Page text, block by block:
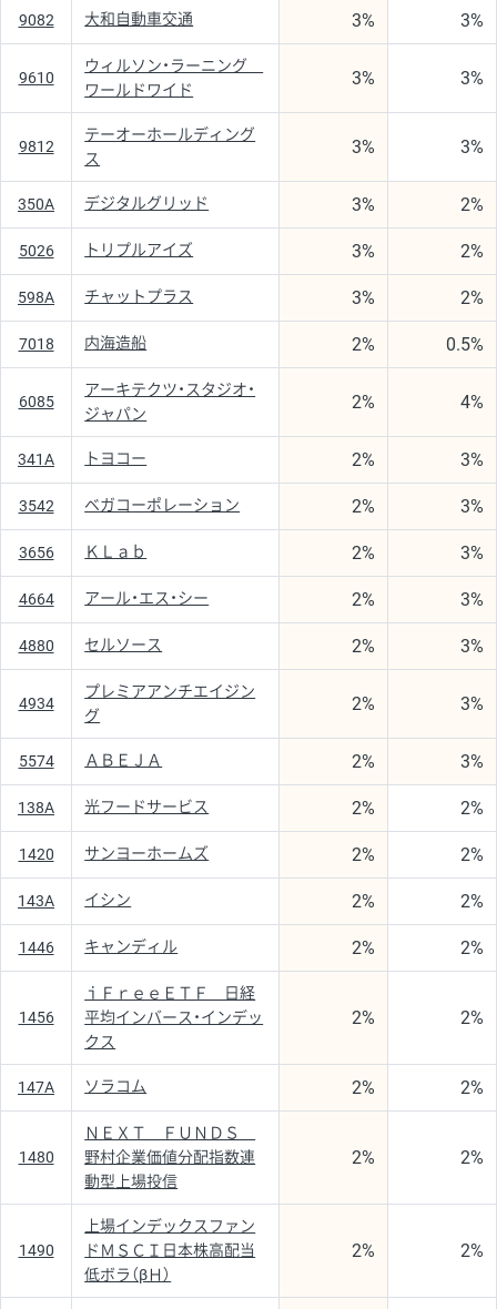
9082 大和自動車交通 3% 3%
9610
ウィルソン・ラーニング
ワールドワイド
3% 3%
9812
テーオーホールディング
ス
3% 3%
350A デジタルグリッド 3% 2%
5026 トリプルアイズ 3% 2%
598A チャットプラス 3% 2%
7018 内海造船 2% 0.5%
6085
アーキテクツ・スタジオ・
ジャパン
2% 4%
341A トヨコー 2% 3%
3542 ベガコーポレーション 2% 3%
3656 ＫＬａｂ 2% 3%
4664 アール・エス・シー 2% 3%
4880 セルソース 2% 3%
4934
プレミアアンチエイジン
グ
2% 3%
5574 ＡＢＥＪＡ 2% 3%
138A 光フードサービス 2% 2%
1420 サンヨーホームズ 2% 2%
143A イシン 2% 2%
1446 キャンディル 2% 2%
1456
ｉＦｒｅｅＥＴＦ 日経
平均インバース・インデッ
クス
2% 2%
147A ソラコム 2% 2%
1480
ＮＥＸＴ ＦＵＮＤＳ
野村企業価値分配指数連
動型上場投信
2% 2%
1490
上場インデックスファン
ドＭＳＣＩ日本株高配当
低ボラ（βＨ）
2% 2%